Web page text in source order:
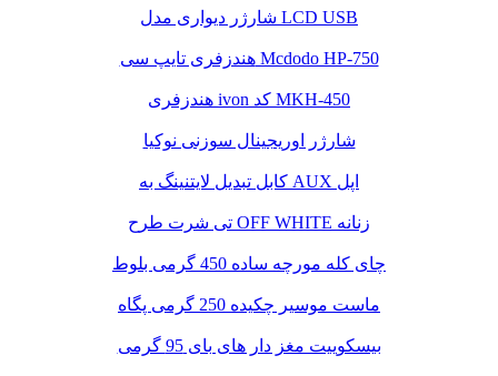
شارژر دیواری مدل LCD USB
هندزفری تایپ سی Mcdodo HP-750
هندزفری ivon کد MKH-450
شارژر اوریجینال سوزنی نوکیا
کابل تبدیل لایتنینگ به AUX اپل
تی شرت طرح OFF WHITE زنانه
چای کله مورچه ساده 450 گرمی بلوط
ماست موسیر چکیده 250 گرمی پگاه
بیسکوییت مغز دار های بای 95 گرمی